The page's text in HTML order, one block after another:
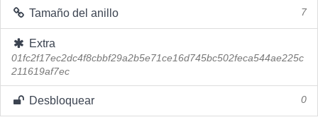
Tamaño del anillo 7
Extra
01fc2f17ec2dc4f8cbbf29a2b5e71ce16d745bc502feca544ae225c
211619af7ec
Desbloquear 0